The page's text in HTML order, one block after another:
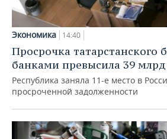
Экономика 14:40
Просрочка татарстанского
банками превысила 39
Республика заняла 11-е место в
просроченной задолженности